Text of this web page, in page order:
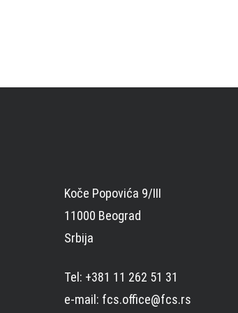
Koče Popovića 9/III
11000 Beograd
Srbija
Tel: +381 11 262 51 31
e-mail: fcs.office@fcs.rs